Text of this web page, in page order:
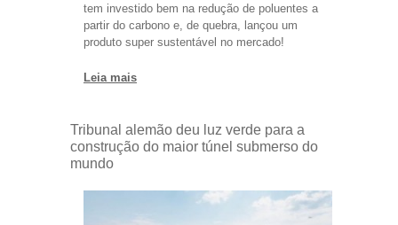
tem investido bem na redução de poluentes a
partir do carbono e, de quebra, lançou um
produto super sustentável no mercado!
Leia mais
Tribunal alemão deu luz verde para a
construção do maior túnel submerso do
mundo